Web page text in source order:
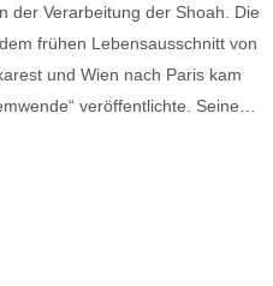
der Verarbeitung der Shoah. Die
frühen Lebensausschnitt von
und Wien nach Paris kam
veröffentlichte. Seine…